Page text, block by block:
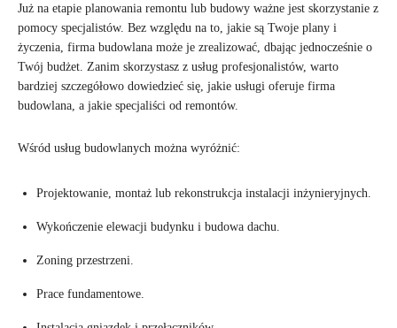
Już na etapie planowania remontu lub budowy ważne jest skorzystanie z
pomocy specjalistów. Bez względu na to, jakie są Twoje plany i
życzenia, firma budowlana może je zrealizować, dbając jednocześnie o
Twój budżet. Zanim skorzystasz z usług profesjonalistów, warto
bardziej szczegółowo dowiedzieć się, jakie usługi oferuje firma
budowlana, a jakie specjaliści od remontów.
Wśród usług budowlanych można wyróżnić:
Projektowanie, montaż lub rekonstrukcja instalacji inżynieryjnych.
Wykończenie elewacji budynku i budowa dachu.
Zoning przestrzeni.
Prace fundamentowe.